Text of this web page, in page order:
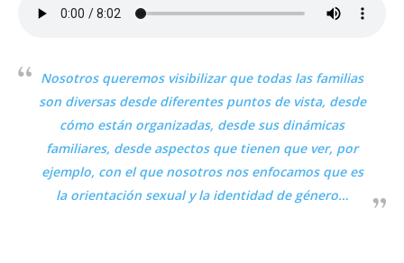
Nosotros queremos visibilizar que todas las familias
son diversas desde diferentes puntos de vista, desde
cómo están organizadas, desde sus dinámicas
familiares, desde aspectos que tienen que ver, por
ejemplo, con el que nosotros nos enfocamos que es
la orientación sexual y la identidad de género…